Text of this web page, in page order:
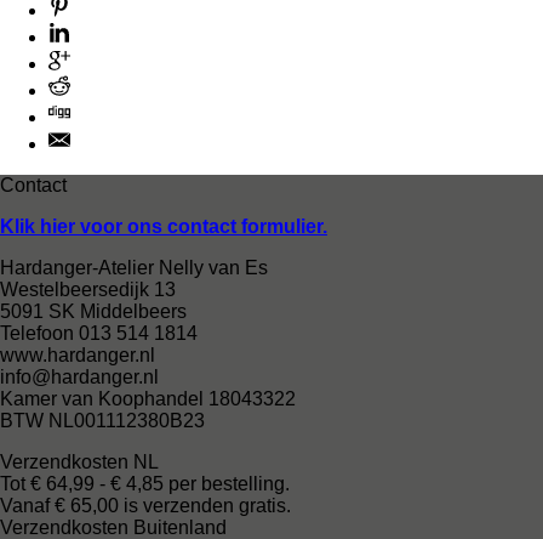
Contact
Klik hier voor ons contact formulier.
Hardanger-Atelier Nelly van Es
Westelbeersedijk 13
5091 SK Middelbeers
Telefoon 013 514 1814
www.hardanger.nl
info@hardanger.nl
Kamer van Koophandel 18043322
BTW NL001112380B23
Verzendkosten NL
Tot € 64,99 - € 4,85 per bestelling.
Vanaf € 65,00 is verzenden gratis.
Verzendkosten Buitenland